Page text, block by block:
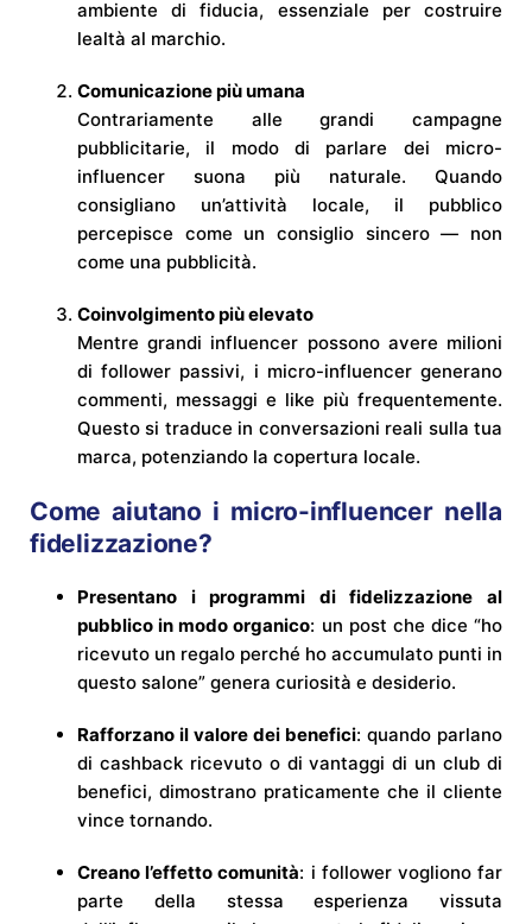
ambiente di fiducia, essenziale per costruire
lealtà al marchio.
Comunicazione più umana
Contrariamente alle grandi campagne
pubblicitarie, il modo di parlare dei micro-
influencer suona più naturale. Quando
consigliano un’attività locale, il pubblico
percepisce come un consiglio sincero — non
come una pubblicità.
Coinvolgimento più elevato
Mentre grandi influencer possono avere milioni
di follower passivi, i micro-influencer generano
commenti, messaggi e like più frequentemente.
Questo si traduce in conversazioni reali sulla tua
marca, potenziando la copertura locale.
Come aiutano i micro-influencer nella
fidelizzazione?
Presentano i programmi di fidelizzazione al
pubblico in modo organico: un post che dice “ho
ricevuto un regalo perché ho accumulato punti in
questo salone” genera curiosità e desiderio.
Rafforzano il valore dei benefici: quando parlano
di cashback ricevuto o di vantaggi di un club di
benefici, dimostrano praticamente che il cliente
vince tornando.
Creano l’effetto comunità: i follower vogliono far
parte della stessa esperienza vissuta